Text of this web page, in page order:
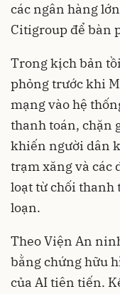
các ngân hàng
Citigroup để bàn
Trong kịch bản
phỏng trước khi
mạng vào hệ
thanh toán, chặn
khiến người dân
trạm xăng và các
loạt từ chối thanh
loạn.
Theo Viện An
bằng chứng hữu
của AI tiên tiến.